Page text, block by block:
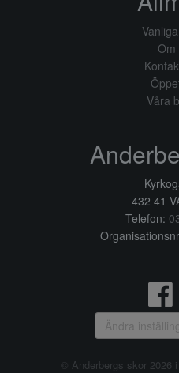
Om
Våra
432 41
Telefon:
Ändra
© Anderbergs skor 2026